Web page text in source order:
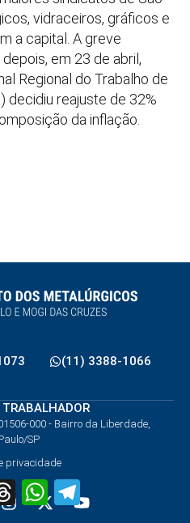
vidraceiros, gráficos e
a capital. A greve
em 23 de abril,
Regional do Trabalho de
decidiu reajuste de 32%
da inflação.
(11) 3388-1066
000 - Bairro da Liberdade,
SP
privacidade
ThreadsWhatsApp